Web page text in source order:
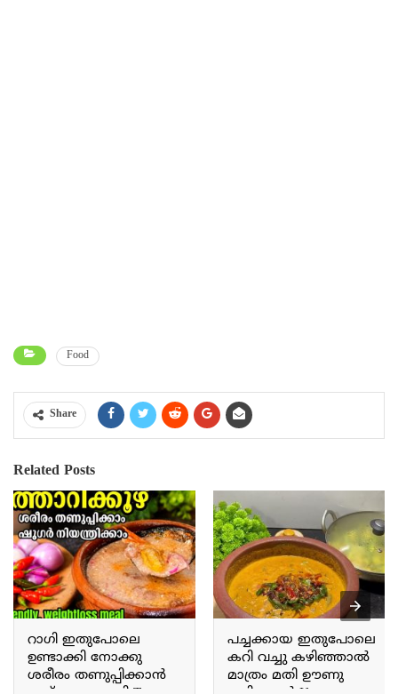
Food
Share
Related Posts
റാഗി ഇതുപോലെ
ഉണ്ടാക്കി നോക്കു
ശരീരം തണുപ്പിക്കാൻ
പച്ചക്കായ ഇതുപോലെ
കറി വച്ചു കഴിഞ്ഞാൽ
മാത്രം മതി ഊണു